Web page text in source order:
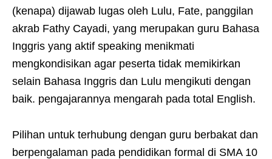
(kenapa) dijawab lugas oleh Lulu, Fate, panggilan
akrab Fathy Cayadi, yang merupakan guru Bahasa
Inggris yang aktif speaking menikmati
mengkondisikan agar peserta tidak memikirkan
selain Bahasa Inggris dan Lulu mengikuti dengan
baik. pengajarannya mengarah pada total English.
Pilihan untuk terhubung dengan guru berbakat dan
berpengalaman pada pendidikan formal di SMA 10